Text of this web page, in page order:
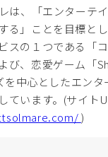
は、「エンターテ
る」ことを目標と
スの１つである「
び、恋愛ゲーム「
中心としたエンタ
ています。(サイト
)